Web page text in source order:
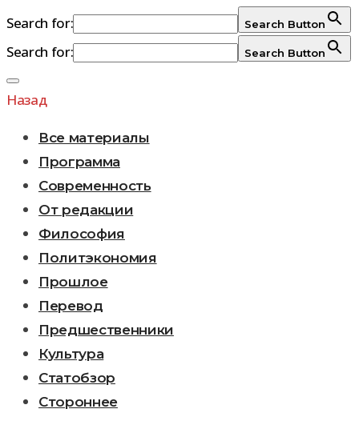
Search for: Search Button
Search for: Search Button
Перейти
к
Назад
Все материалы
Программа
Современность
От редакции
Философия
Политэкономия
Прошлое
Перевод
Предшественники
Культура
Статобзор
Стороннее